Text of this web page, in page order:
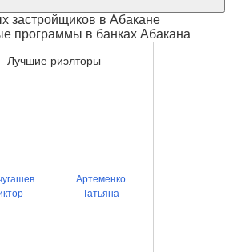
застройщиков в Абакане
программы в банках Абакана
Лучшие риэлторы
Артеменко
Татьяна